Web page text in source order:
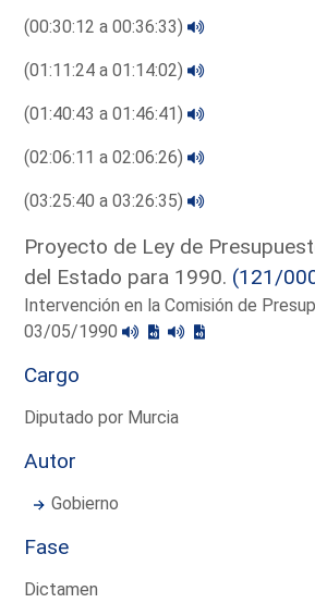
(00:30:12 a 00:36:33)
(01:11:24 a 01:14:02)
(01:40:43 a 01:46:41)
(02:06:11 a 02:06:26)
(03:25:40 a 03:26:35)
Proyecto de Ley de
del Estado para 1990. (121/
Intervención en la Comisión de
03/05/1990
Cargo
Diputado por Murcia
Autor
Gobierno
Fase
Dictamen